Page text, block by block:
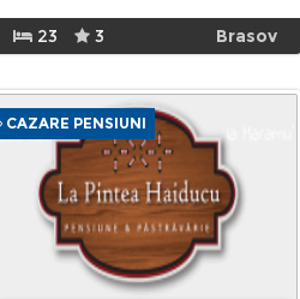
23 3 Brasov
CAZARE PENSIUNI